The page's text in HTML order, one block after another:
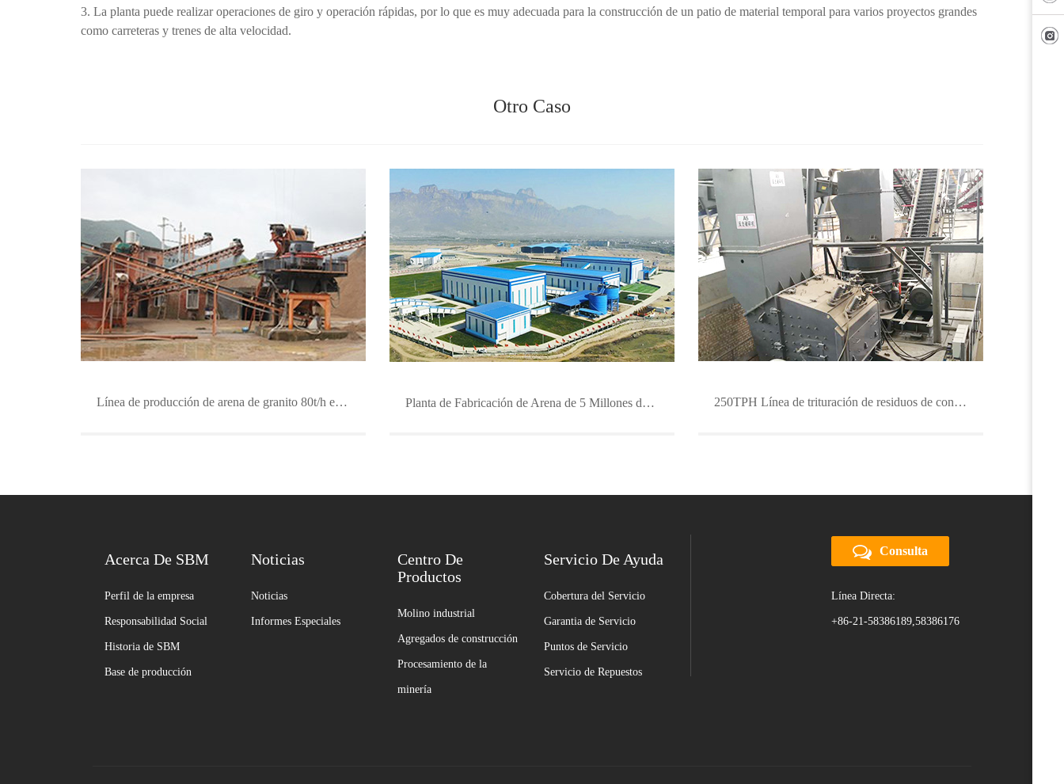
3. La planta puede realizar operaciones de giro y operación rápidas, por lo que es muy adecuada para la construcción de un patio de material temporal para varios proyectos grandes
como carreteras y trenes de alta velocidad.
Otro Caso
Línea de producción de arena de granito 80t/h en Hunan Planta de Fabricación de Arena de 5 Millones de TPY 250TPH Línea de trituración de residuos de construcción y relaves
Acerca De SBM
Perfil de la empresa
Responsabilidad Social
Historia de SBM
Base de producción
Noticias
Noticias
Informes Especiales
Centro De
Productos
Molino industrial
Agregados de construcción
Procesamiento de la
minería
Servicio De Ayuda
Cobertura del Servicio
Garantia de Servicio
Puntos de Servicio
Servicio de Repuestos
Consulta
Línea Directa:
+86-21-58386189,58386176